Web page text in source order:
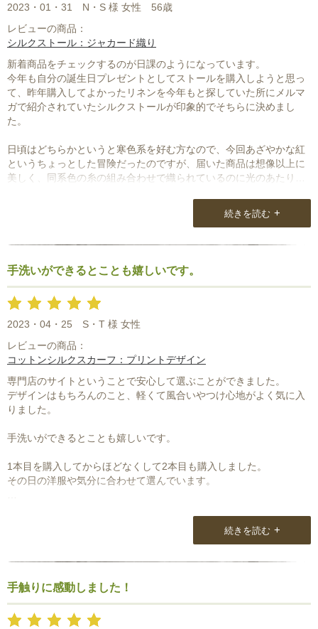
6,幅広く仕入れてくださっているので特に無い
ハーフサイズが色々とあるとうれしい。
（私はチビでヤセているので、ボリュームが出すぎると全体のバラ
ンスが悪くなります）
7,モデルさんの巻き方を一種統一ではなく、異なっていても良いか
も知れません。
8,ストールは10数枚。スカーフを合わせると30枚位かしら？
シルク、コットン、麻、ウールオンリーです。
又、スカーフは大半が「エルメス」と決めています。
年を重ねると1点素材の上質の物を合わせると全体に自然体の品が出
に見えているみたいです。（笑）
9,毎日観ます。とても楽しくワクワクします。
2023・01・31 N・S 様 女性
56歳
レビューの商品：
シルクストール：ジャカード織り
新着商品をチェックするのが日課のようになっています。
今年も自分の誕生日プレゼントとしてストールを購入しようと思っ
て、昨年購入してよかったリネンを今年もと探していた所にメルマ
ガで紹介されていたシルクストールが印象的でそちらに決めまし
た。
日頃はどちらかというと寒色系を好む方なので、今回あざやかな紅
というちょっとした冒険だったのですが、届いた商品は想像以上に
美しく、同系色の糸の組み合わせで織られているのに光のあたり方
あと、あまり手を出していない色のおかげで、実は持っている服に
プラスすると差し色として映えるということも収穫でした。
これから、秋、冬と活躍すると思います。
素敵なストールありがとうございました。
またひき続き新商品楽しみにしています。
続きを読む +
手洗いができるとことも嬉しいです。
2023・04・25
S・T 様 女性
レビューの商品：
コットンシルクスカーフ：プリントデザイン
専門店のサイトということで安心して選ぶことができました。
デザインはもちろんのこと、軽くて風合いやつけ心地がよく気に入
りました。
手洗いができるとことも嬉しいです。
1本目を購入してからほどなくして2本目も購入しました。
その日の洋服や気分に合わせて選んでいます。
続きを読む +
手触りに感動しました！